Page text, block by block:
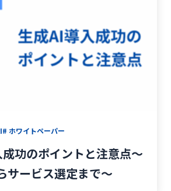
# ホワイトペーパー
功のポイントと注意点〜
サービス選定まで〜